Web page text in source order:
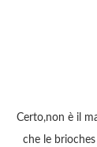
Certo,non è il
che le